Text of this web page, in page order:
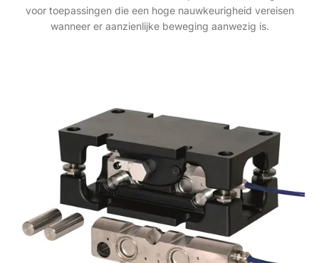
voor toepassingen die een hoge nauwkeurigheid vereisen
wanneer er aanzienlijke beweging aanwezig is.